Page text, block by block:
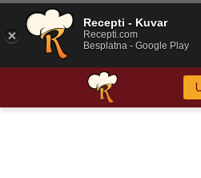
Recepti - Kuvar
Recepti.com
Besplatna - Google Play